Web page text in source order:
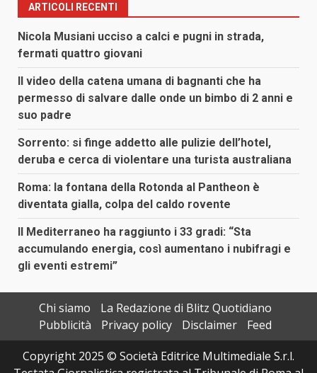
ARTICOLI RECENTI
Nicola Musiani ucciso a calci e pugni in strada,
fermati quattro giovani
Il video della catena umana di bagnanti che ha
permesso di salvare dalle onde un bimbo di 2 anni e
suo padre
Sorrento: si finge addetto alle pulizie dell’hotel,
deruba e cerca di violentare una turista australiana
Roma: la fontana della Rotonda al Pantheon è
diventata gialla, colpa del caldo rovente
Il Mediterraneo ha raggiunto i 33 gradi: “Sta
accumulando energia, così aumentano i nubifragi e
gli eventi estremi”
Chi siamo
La Redazione di Blitz Quotidiano
Pubblicità
Privacy policy Disclaimer
Feed
Copyright 2025 © Società Editrice Multimediale S.r.l.